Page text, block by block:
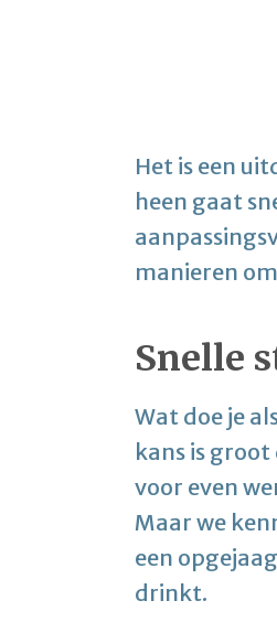
Het is een
heen gaat
manieren
Snelle
Wat doe je
kans is
voor even
Maar we
een
drinkt.